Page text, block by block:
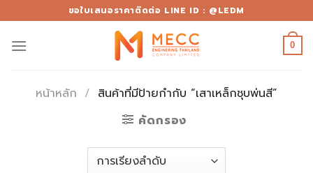
to
content
ขอใบเสนอราคาติดต่อ LINE ID : @LEDM
0
หน้าหลัก / สินค้าที่มีป้ายกำกับ “เสาเหล็กชุบพ่นสี”
คัดกรอง